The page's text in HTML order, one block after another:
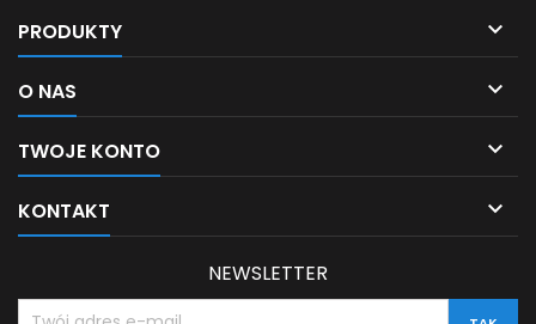
PRODUKTY 
O NAS 
TWOJE KONTO 
KONTAKT 
NEWSLETTER